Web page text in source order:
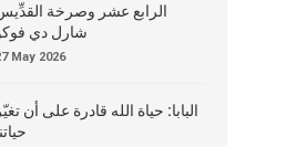
الرابع عشر وصرخة
شارل دي
May 2026
البابا: حياة الله قادرة على أن تغيّر